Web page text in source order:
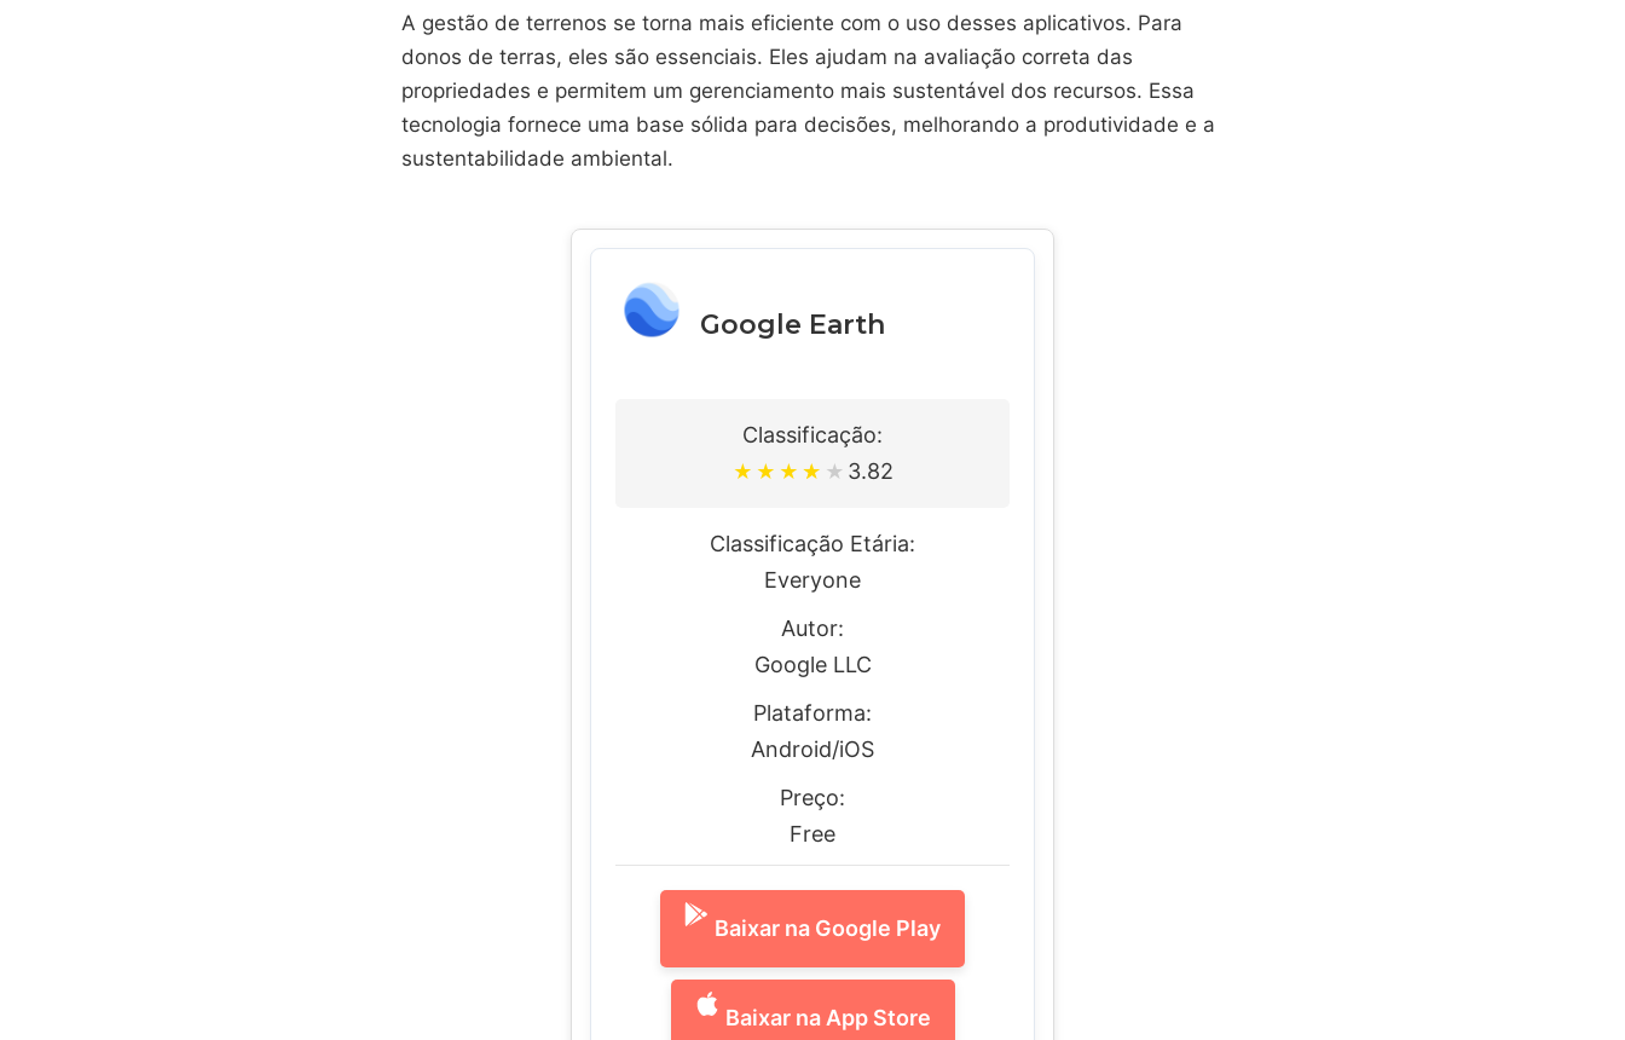
A gestão de terrenos se torna mais eficiente com o uso desses aplicativos. Para
donos de terras, eles são essenciais. Eles ajudam na avaliação correta das
propriedades e permitem um gerenciamento mais sustentável dos recursos. Essa
tecnologia fornece uma base sólida para decisões, melhorando a produtividade e a
sustentabilidade ambiental.
Google Earth
Classificação:
★ ★ ★ ★ ★ 3.82
Classificação Etária:
Everyone
Autor:
Google LLC
Plataforma:
Android/iOS
Preço:
Free
Baixar na Google Play
Baixar na App Store